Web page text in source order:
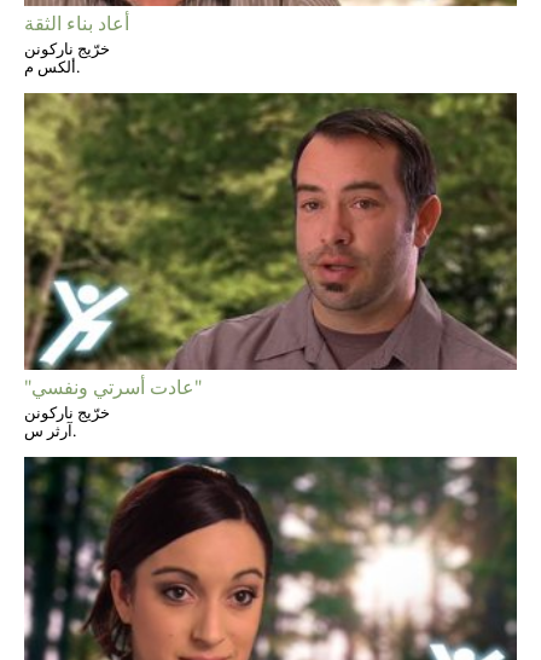
أعاد بناء الثقة
خرّيج ناركونن
ألكس م.
"عادت أسرتي ونفسي"
خرّيج ناركونن
آرثر س.